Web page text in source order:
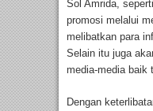
Sol Amrida,
promosi melalui
melibatkan para
Selain itu juga
media-media baik
Dengan